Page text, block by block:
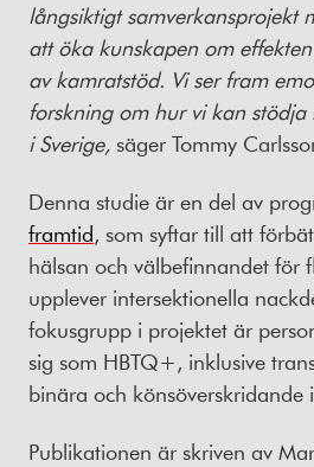
långsiktigt samverkansprojekt
att öka kunskapen om
av kamratstöd. Vi ser fram
forskning om hur vi kan
i Sverige, säger Tommy
Denna studie är en del av
framtid, som syftar till att
hälsan och välbefinnandet för
upplever intersektionella
fokusgrupp i projektet är
sig som HBTQ+, inklusive
binära och könsöverskridande
Publikationen är skriven av